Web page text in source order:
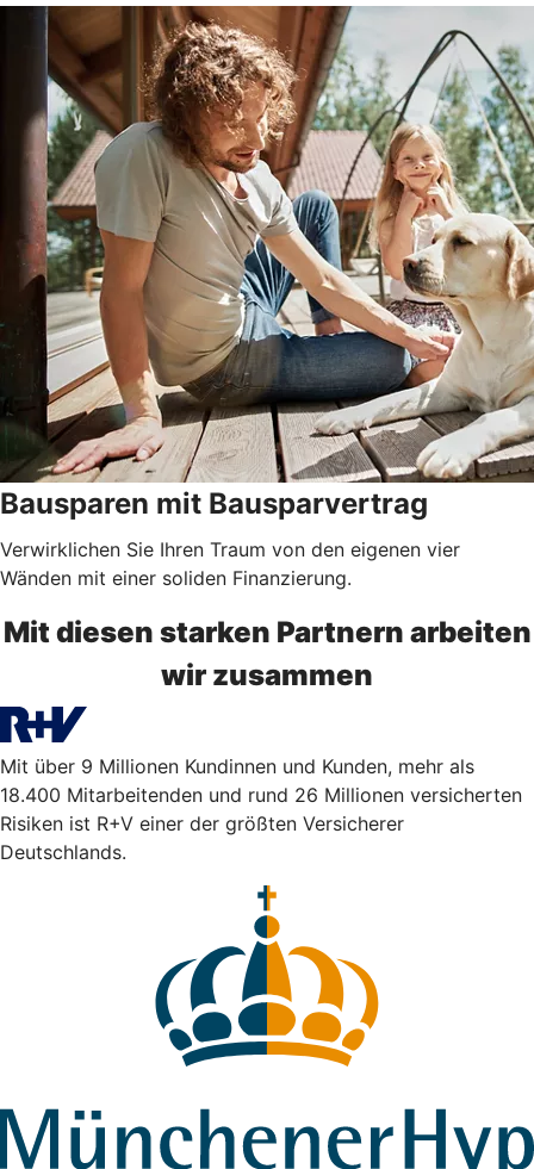
Bausparen mit Bausparvertrag
Verwirklichen Sie Ihren Traum von den eigenen vier
Wänden mit einer soliden Finanzierung.
Mit diesen starken Partnern arbeiten
wir zusammen
Mit über 9 Millionen Kundinnen und Kunden, mehr als
18.400 Mitarbeitenden und rund 26 Millionen versicherten
Risiken ist R+V einer der größten Versicherer
Deutschlands.